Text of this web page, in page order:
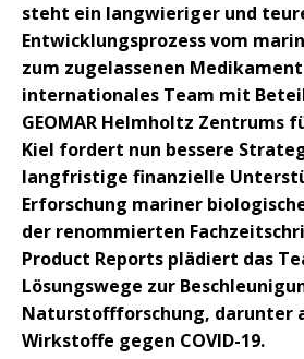
steht ein langwieriger und
Entwicklungsprozess vom
zum zugelassenen
internationales Team mit
GEOMAR Helmholtz Zentrums
Kiel fordert nun bessere
langfristige finanzielle
Erforschung mariner
der renommierten
Product Reports plädiert das
Lösungswege zur
Naturstoffforschung, darunter
Wirkstoffe gegen COVID-19.